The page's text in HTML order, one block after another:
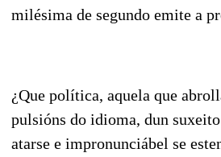
milésima de segundo emite a
¿Que política, aquela que
pulsións do idioma, dun
atarse e impronunciábel se